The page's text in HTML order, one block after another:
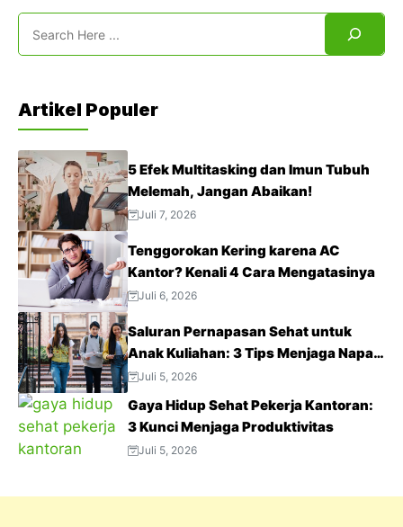
Artikel Populer
5 Efek Multitasking dan Imun Tubuh
Melemah, Jangan Abaikan!
Juli 7, 2026
Tenggorokan Kering karena AC
Kantor? Kenali 4 Cara Mengatasinya
Juli 6, 2026
Saluran Pernapasan Sehat untuk
Anak Kuliahan: 3 Tips Menjaga Napas
Tetap Optimal di Tengah Aktivitas
Juli 5, 2026
Gaya Hidup Sehat Pekerja Kantoran:
3 Kunci Menjaga Produktivitas
Juli 5, 2026